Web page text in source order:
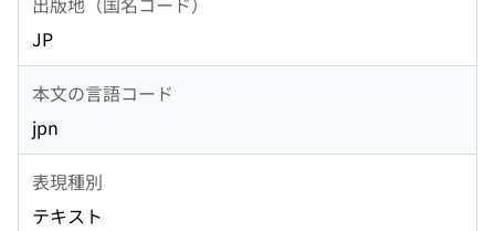
JP
本文の言語コード
jpn
表現種別
テキスト